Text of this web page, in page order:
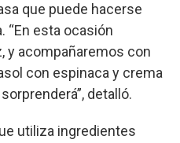
que puede hacerse
“En esta ocasión
y acompañaremos con
con espinaca y crema
detalló.
utiliza ingredientes